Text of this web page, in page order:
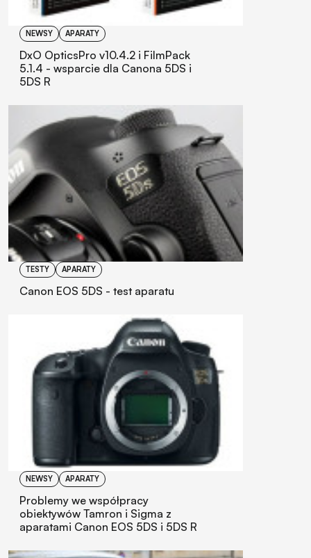
NEWSY APARATY
DxO OpticsPro v10.4.2 i FilmPack
5.1.4 - wsparcie dla Canona 5DS i
5DS R
TESTY APARATY
Canon EOS 5DS - test aparatu
NEWSY APARATY
Problemy we współpracy
obiektywów Tamron i Sigma z
aparatami Canon EOS 5DS i 5DS R